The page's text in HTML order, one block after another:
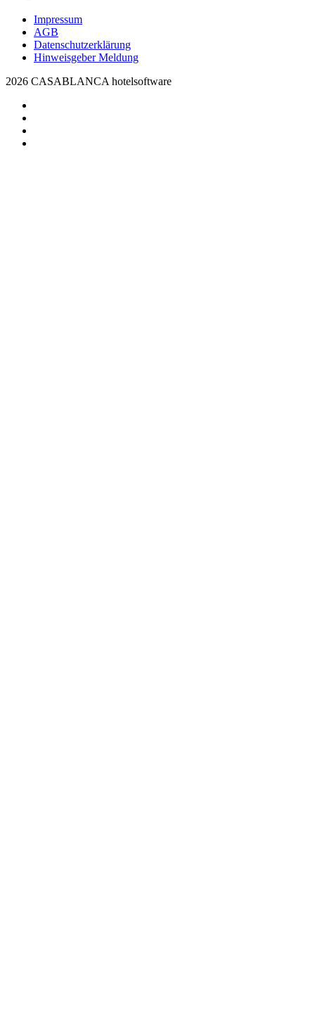
Impressum
AGB
Datenschutzerklärung
Hinweisgeber Meldung
2026 CASABLANCA hotelsoftware